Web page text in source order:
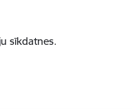
sīkdatnes.